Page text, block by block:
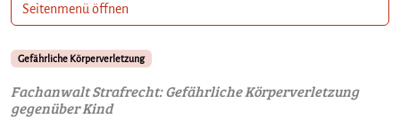
Gefährliche Körperverletzung
Fachanwalt Strafrecht: Gefährliche Körperverletzung
gegenüber Kind
Seitenmenü öffnen